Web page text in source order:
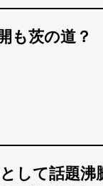
も茨の道
して話題沸